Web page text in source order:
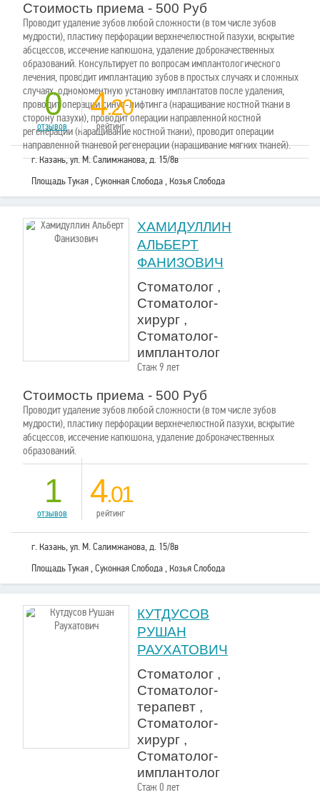
Стоимость приема - 500 Руб
Проводит удаление зубов любой сложности (в том числе зубов
мудрости), пластику перфорации верхнечелюстной пазухи, вскрытие
абсцессов, иссечение капюшона, удаление доброкачественных
образований. Консультирует по вопросам имплантологического
лечения, проводит имплантацию зубов в простых случаях и сложных
случаях, одномоментную установку имплантатов после удаления,
проводит операции синус-лифтинга (наращивание костной ткани в
сторону пазухи), проводит операции направленной костной
регенерации (наращивание костной ткани), проводит операции
направленной тканевой регенерации (наращивание мягких тканей).
0
отзывов
4.20
рейтинг
г. Казань, ул. М. Салимжанова, д. 15/8в
Площадь Тукая , Суконная Слобода , Козья Слобода
ХАМИДУЛЛИН
АЛЬБЕРТ
ФАНИЗОВИЧ
Стоматолог ,
Стоматолог-
хирург ,
Стоматолог-
имплантолог
Стаж 9 лет
Стоимость приема - 500 Руб
Проводит удаление зубов любой сложности (в том числе зубов
мудрости), пластику перфорации верхнечелюстной пазухи, вскрытие
абсцессов, иссечение капюшона, удаление доброкачественных
образований.
1
отзывов
4.01
рейтинг
г. Казань, ул. М. Салимжанова, д. 15/8в
Площадь Тукая , Суконная Слобода , Козья Слобода
КУТДУСОВ
РУШАН
РАУХАТОВИЧ
Стоматолог ,
Стоматолог-
терапевт ,
Стоматолог-
хирург ,
Стоматолог-
имплантолог
Стаж 0 лет